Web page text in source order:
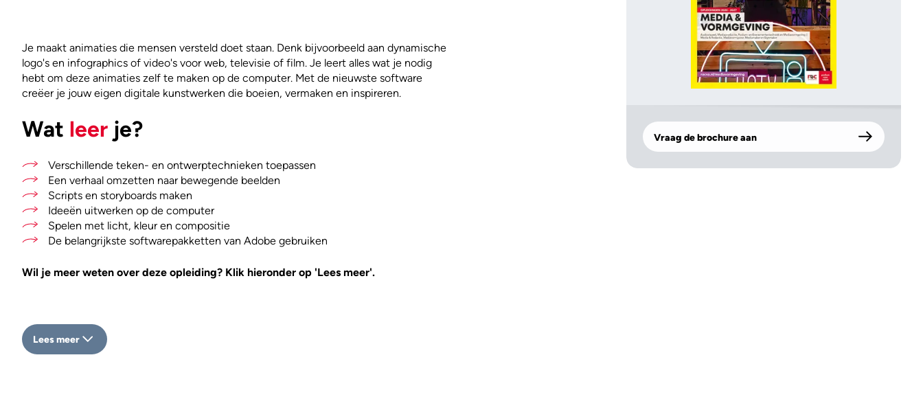
Je maakt animaties die mensen versteld doet staan. Denk bijvoorbeeld aan dynamische
logo's en infographics of video's voor web, televisie of film. Je leert alles wat je nodig
hebt om deze animaties zelf te maken op de computer. Met de nieuwste software
creëer je jouw eigen digitale kunstwerken die boeien, vermaken en inspireren.
Wat leer je?
Verschillende teken- en ontwerptechnieken toepassen
Een verhaal omzetten naar bewegende beelden
Scripts en storyboards maken
Ideeën uitwerken op de computer
Spelen met licht, kleur en compositie
De belangrijkste softwarepakketten van Adobe gebruiken
Wil je meer weten over deze opleiding? Klik hieronder op 'Lees meer'.
Lees meer
Vraag de brochure aan